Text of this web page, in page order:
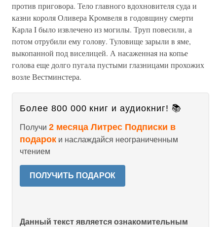
против приговора. Тело главного вдохновителя суда и
казни короля Оливера Кромвеля в годовщину смерти
Карла I было извлечено из могилы. Труп повесили, а
потом отрубили ему голову. Туловище зарыли в яме,
выкопанной под виселицей. А насаженная на копье
голова еще долго пугала пустыми глазницами прохожих
возле Вестминстера.
Более 800 000 книг и аудиокниг! 📚
Получи 2 месяца Литрес Подписки в
подарок и наслаждайся неограниченным
чтением
ПОЛУЧИТЬ ПОДАРОК
Данный текст является ознакомительным